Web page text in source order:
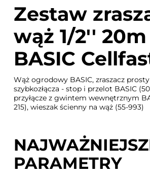
Zestaw
wąż 1/2'' 20m
BASIC
Wąż ogrodowy BASIC, zraszacz
szybkozłącza - stop i przelot BASIC
przyłącze z gwintem wewnętrznym
215), wieszak ścienny na wąż (55-993)
PARAMETRY